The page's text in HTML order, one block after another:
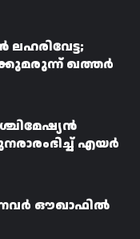
ഖത്തർ
എയർ
ഔഖാഫിൽ